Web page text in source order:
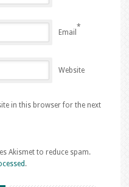
Email
*
Website
in this browser for the next
Akismet to reduce spam.
.